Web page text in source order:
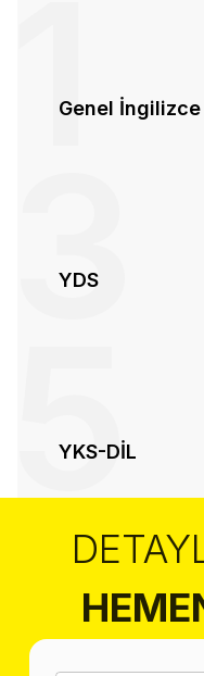
Genel İngilizce
1
YDS
3
YKS-DİL
5